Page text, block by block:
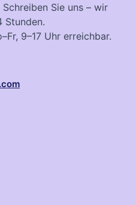
Sie uns – wir
Stunden.
9–17 Uhr erreichbar.